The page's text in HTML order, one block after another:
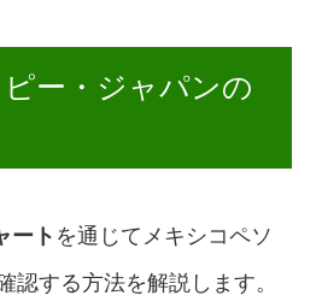
ー・ジャパンの
ート を通じてメキシコペソ
認する方法を解説します。